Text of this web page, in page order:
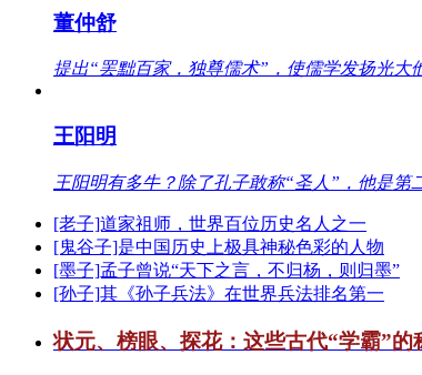
董仲舒
提出“罢黜百家，独尊儒术”，使儒学发扬光
王阳明
王阳明有多牛？除了孔子敢称“圣人”，他是第
[老子]道家祖师，世界百位历史名人之一
[鬼谷子]是中国历史上极具神秘色彩的人物
[墨子]孟子曾说“天下之言，不归杨，则归墨”
[孙子]其《孙子兵法》在世界兵法排名第一
状元、榜眼、探花：这些古代“学霸”的